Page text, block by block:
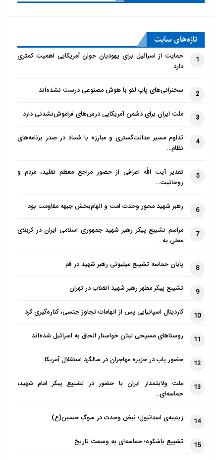
تازه‌‌های سایت
1
حمایت از اسرائیل برای یهودیان جوان آمریکایی اهمیت کمتری
دارد
2 سخنرانی‌های پاپ لئو با هوش مصنوعی درست نشده‌اند
3 ملت ایران برای دشمن آمریکایی درس‌های فراموش‌نشدنی دارد
4
تداوم مسیر عدالت‌گستری و مبارزه با فساد در صدر برنامه‌های
نظام…
5
تقدیر آیت الله اعرافی از حضور مراجع معظم تقلید، مردم و
روحانیت…
6 رهبر شهید محور وحدت امت و الهام‌بخش جبهه مقاومت بود
7
مراسم تشییع پیکر رهبر شهید جمهوری اسلامی ایران در کربلای
معلی به…
8 پایان حماسه تشییع میلیونی رهبر شهید در قم
9 تشییع پیکر مطهر رهبر شهید انقلاب در تهران
10 کاردینال اسپانیایی پس از اتهامات تجاوز جنسی، کناره‌گیری کرد
11 روستاهای مسیحی لبنان خواستار الحاق به اسرائیل شده‌اند
12 حضور پاپ در جزیره مهاجران در سالگرد استقلال آمریکا
13
ملت ولایتمدار ایران با حضور در تشییع پیکر امام شهید،
حماسه‌ای…
14 زینبیه‌ی استانبول؛ نبضِ وحدت در سوگِ حسین(ع)
15 تشییع باشکوه؛ حماسه‌ای به وسعت تاریخ